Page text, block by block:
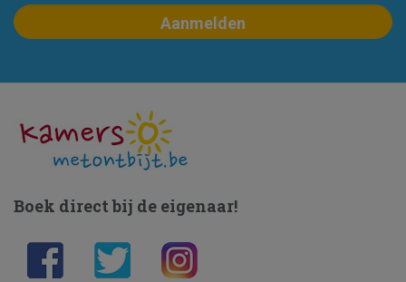
Boek direct bij de eigenaar!